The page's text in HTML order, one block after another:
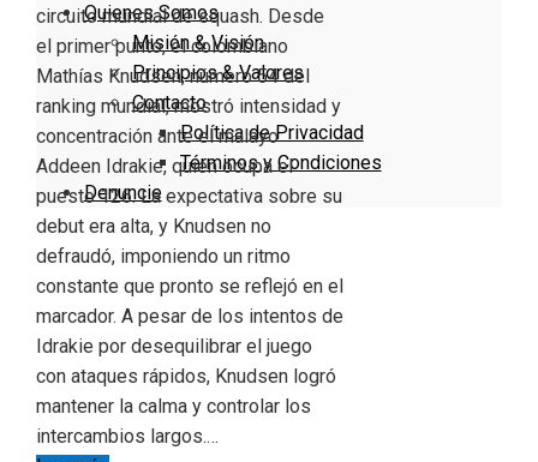
Quienes Somos
Misión & Visión
Principios & Valores
Contacto
Política de Privacidad
Términos y Condiciones
Denuncie
circuito mundial de squash. Desde
el primer punto, el colombiano
Mathías Knudsen, número 54 del
ranking mundial, mostró intensidad y
concentración ante el malayo
Addeen Idrakie, quien ocupa el
puesto 126. La expectativa sobre su
debut era alta, y Knudsen no
defraudó, imponiendo un ritmo
constante que pronto se reflejó en el
marcador. A pesar de los intentos de
Idrakie por desequilibrar el juego
con ataques rápidos, Knudsen logró
mantener la calma y controlar los
intercambios largos.…